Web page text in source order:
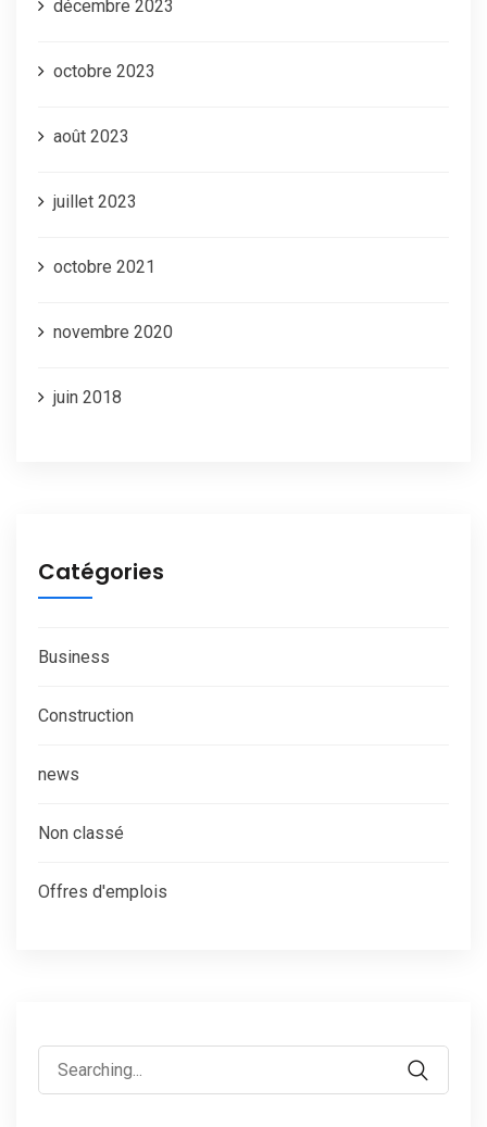
décembre 2023
octobre 2023
août 2023
juillet 2023
octobre 2021
novembre 2020
juin 2018
Catégories
Business
Construction
news
Non classé
Offres d'emplois
Search
for: